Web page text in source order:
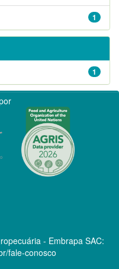
1
1
- Embrapa SAC:
fale-conosco